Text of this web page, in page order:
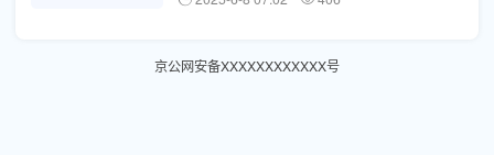
京公网安备XXXXXXXXXXXX号